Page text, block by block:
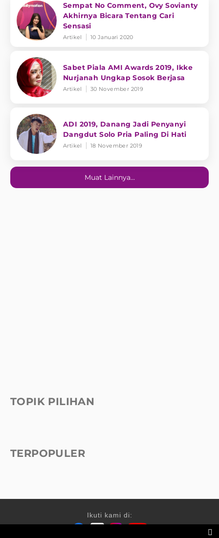
Sempat No Comment, Ovy Sovianty
Akhirnya Bicara Tentang Cari
Sensasi
Artikel 10 Januari 2020
Sabet Piala AMI Awards 2019, Ikke
Nurjanah Ungkap Sosok Berjasa
Artikel 30 November 2019
ADI 2019, Danang Jadi Penyanyi
Dangdut Solo Pria Paling Di Hati
Artikel 18 November 2019
Muat Lainnya...
TOPIK PILIHAN
TERPOPULER
Ikuti kami di:
